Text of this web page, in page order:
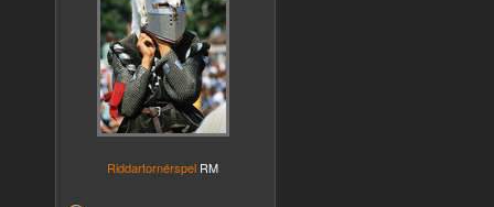
Riddartornérspel RM